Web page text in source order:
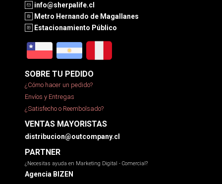
info@sherpalife.cl
Metro Hernando de Magallanes
Estacionamiento Público
SOBRE TU PEDIDO
¿Cómo hacer un pedido?
Envíos y Entregas
¿Satisfecho o Reembolsado?
VENTAS MAYORISTAS
distribucion@outcompany.cl
PARTNER
¿Necesitas ayuda en Marketing Digital - Comercial?
Agencia BIZEN